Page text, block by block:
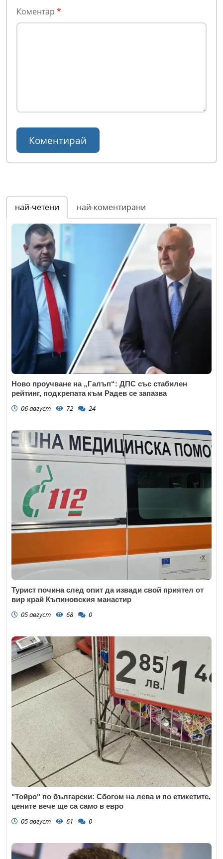
Коментар *
най-четени най-коментирани
Ново проучване на „Галъп“: ДПС със стабилен
рейтинг, подкрепата към Радев се запазва
06 август 72 24
Турист почина след опит да извади свой приятел от
вир край Къпиновския манастир
05 август 68 0
"Тойро" по български: Сбогом на лева и по етикетите,
цените вече ще са само в евро
05 август 61 0